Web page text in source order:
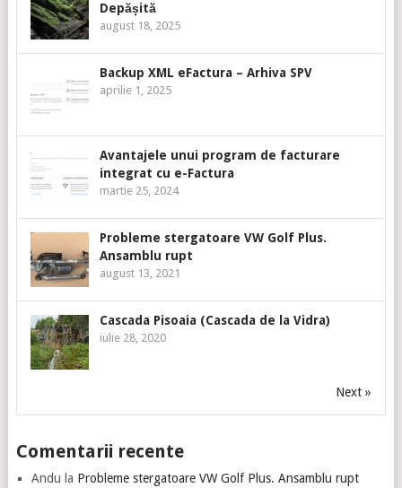
Depășită
august 18, 2025
Backup XML eFactura – Arhiva SPV
aprilie 1, 2025
Avantajele unui program de facturare
integrat cu e-Factura
martie 25, 2024
Probleme stergatoare VW Golf Plus.
Ansamblu rupt
august 13, 2021
Cascada Pisoaia (Cascada de la Vidra)
iulie 28, 2020
Next »
Comentarii recente
Andu la Probleme stergatoare VW Golf Plus. Ansamblu rupt